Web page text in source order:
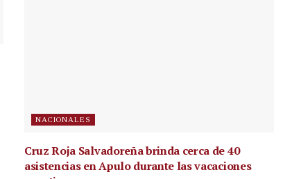
NACIONALES
Cruz Roja Salvadoreña brinda cerca de 40
asistencias en Apulo durante las vacaciones